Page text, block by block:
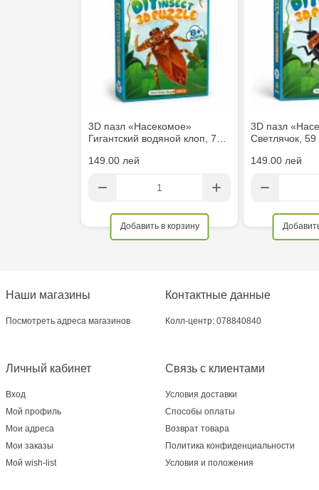
MultiStore Căușeni- str. Iurii Gagarin 24
3D пазл «Насекомое»
Гигантский водяной клоп, 7…
149.00 лей
Добавить в корзину
3D пазл
Светлячок,
149.00 лей
Наши магазины
Посмотреть адреса магазинов
Связь с клиентами
Условия доставки
Способы оплаты
Возврат товара
Политика конфиденциальности
Условия и положения
Личный кабинет
Вход
Мой профиль
Мои адреса
Мои заказы
Мой wish-list
Контактные данные
Колл-центр: 078840840